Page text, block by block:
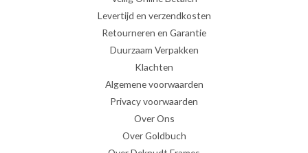
Levertijd en verzendkosten
Retourneren en Garantie
Duurzaam Verpakken
Klachten
Algemene voorwaarden
Privacy voorwaarden
Over Ons
Over Goldbuch